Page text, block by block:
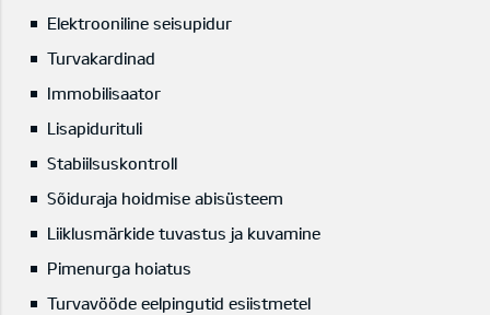
Elektrooniline seisupidur
Turvakardinad
Immobilisaator
Lisapidurituli
Stabiilsuskontroll
Sõiduraja hoidmise abisüsteem
Liiklusmärkide tuvastus ja kuvamine
Pimenurga hoiatus
Turvavööde eelpingutid esiistmetel